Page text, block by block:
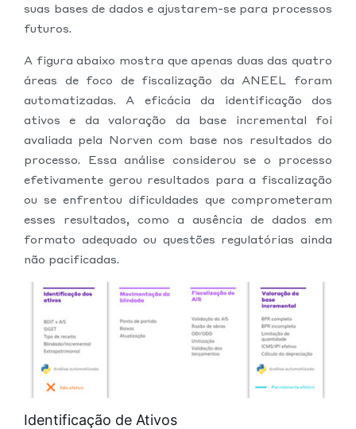
suas bases de dados e ajustarem-se para processos
futuros.
A figura abaixo mostra que apenas duas das quatro
áreas de foco de fiscalização da ANEEL foram
automatizadas. A eficácia da identificação dos
ativos e da valoração da base incremental foi
avaliada pela Norven com base nos resultados do
processo. Essa análise considerou se o processo
efetivamente gerou resultados para a fiscalização
ou se enfrentou dificuldades que comprometeram
esses resultados, como a ausência de dados em
formato adequado ou questões regulatórias ainda
não pacificadas.
Identificação de Ativos